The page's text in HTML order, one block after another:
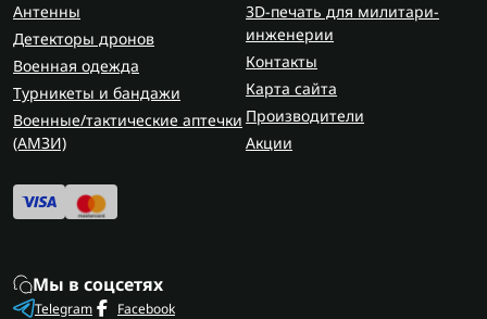
Антенны
Детекторы дронов
Военная одежда
Турникеты и бандажи
Военные/тактические аптечки
(AMЗИ)
3D-печать для милитари-
инженерии
Контакты
Карта сайта
Производители
Акции
Мы в соцсетях
Telegram
Facebook